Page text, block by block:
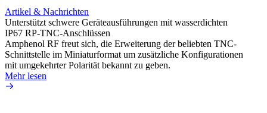
Artikel & Nachrichten
Unterstützt schwere Geräteausführungen mit wasserdichten
IP67 RP-TNC-Anschlüssen
Amphenol RF freut sich, die Erweiterung der beliebten TNC-
Schnittstelle im Miniaturformat um zusätzliche Konfigurationen
mit umgekehrter Polarität bekannt zu geben.
Mehr lesen